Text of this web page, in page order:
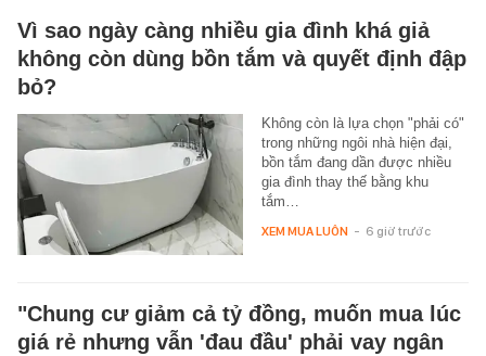
Vì sao ngày càng nhiều gia đình khá giả
không còn dùng bồn tắm và quyết định đập
bỏ?
Không còn là lựa chọn "phải có"
trong những ngôi nhà hiện đại,
bồn tắm đang dần được nhiều
gia đình thay thế bằng khu
tắm…
XEM MUA LUÔN - 6 giờ trước
"Chung cư giảm cả tỷ đồng, muốn mua lúc
giá rẻ nhưng vẫn 'đau đầu' phải vay ngân